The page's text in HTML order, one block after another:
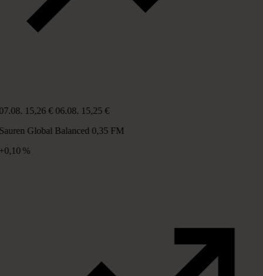
15,26 € 06.08. 15,25 €
Global Balanced 0,35 FM
%